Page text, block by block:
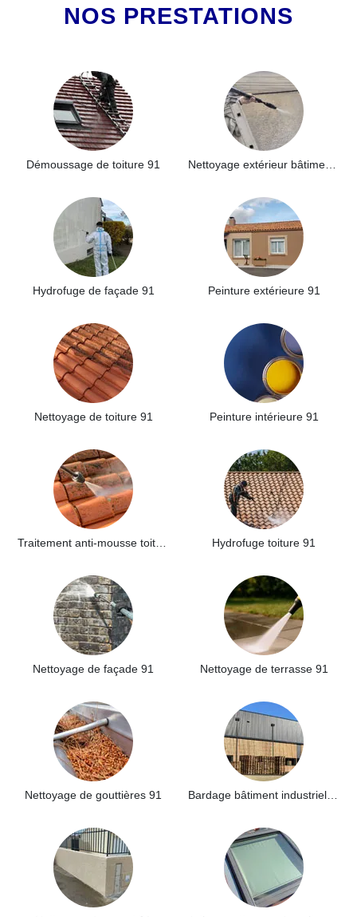
NOS PRESTATIONS
Démoussage de toiture 91
Hydrofuge de façade 91 Peinture extérieure 91
Nettoyage de toiture 91 Peinture intérieure 91
Hydrofuge toiture 91
Nettoyage de façade 91 Nettoyage de terrasse 91
Nettoyage de gouttières 91